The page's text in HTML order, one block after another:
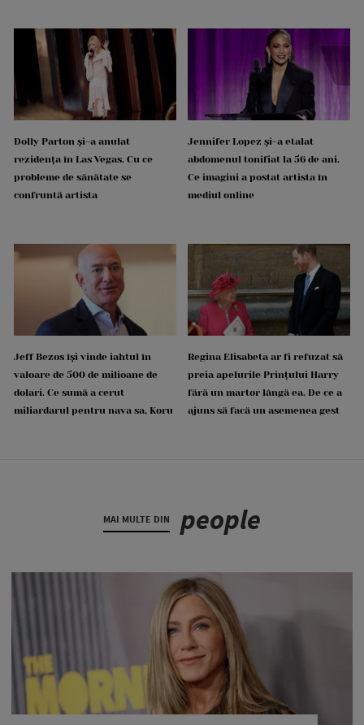
Dolly Parton și-a anulat
rezidența în Las Vegas. Cu ce
probleme de sănătate se
confruntă artista
Jennifer Lopez și-a etalat
abdomenul tonifiat la 56 de ani.
Ce imagini a postat artista în
mediul online
Jeff Bezos își vinde iahtul în
valoare de 500 de milioane de
dolari. Ce sumă a cerut
miliardarul pentru nava sa, Koru
Regina Elisabeta ar fi refuzat să
preia apelurile Prințului Harry
fără un martor lângă ea. De ce a
ajuns să facă un asemenea gest
MAI MULTE DIN people